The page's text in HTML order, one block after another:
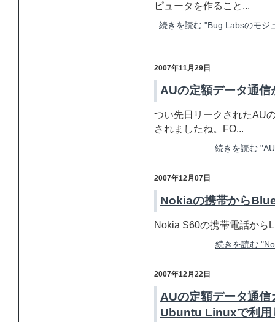
ピュータを作ること...
続きを読む "Bug Labsのモジ
2007年11月29日
AUの定額データ通
つい先日リークされたAU
されましたね。FO...
続きを読む
2007年12月07日
Nokiaの携帯から
Nokia S60の携帯電話から
続きを読む
2007年12月22日
AUの定額データ通
Ubuntu Linuxで利用